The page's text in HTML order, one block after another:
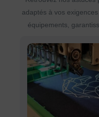
adaptés à vos
équipements,